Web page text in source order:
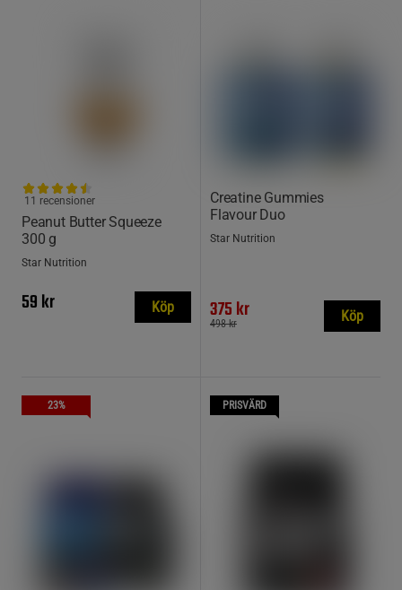
Peanut Butter Squeeze
300 g
11 recensioner
Star Nutrition
59 kr Köp
Creatine Gummies
Flavour Duo
Star Nutrition
375 kr
498 kr Köp
23% PRISVÄRD